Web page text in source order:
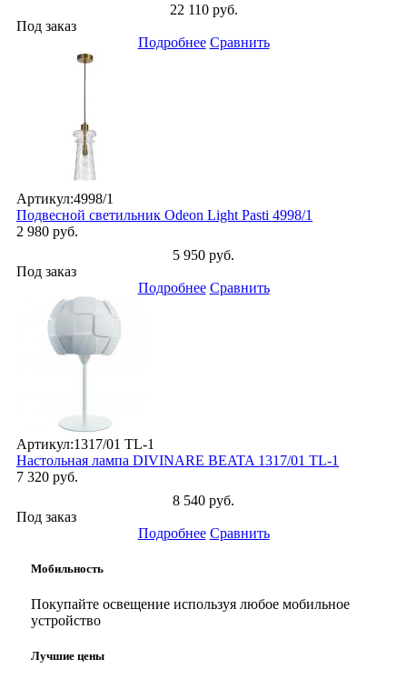
22 110 руб.
Под заказ
Подробнее Сравнить
Артикул:4998/1
Подвесной светильник Odeon Light Pasti 4998/1
2 980 руб.
5 950 руб.
Под заказ
Подробнее Сравнить
Артикул:1317/01 TL-1
Настольная лампа DIVINARE BEATA 1317/01 TL-1
7 320 руб.
8 540 руб.
Под заказ
Подробнее Сравнить
Мобильность
Покупайте освещение используя любое мобильное
устройство
Лучшие цены